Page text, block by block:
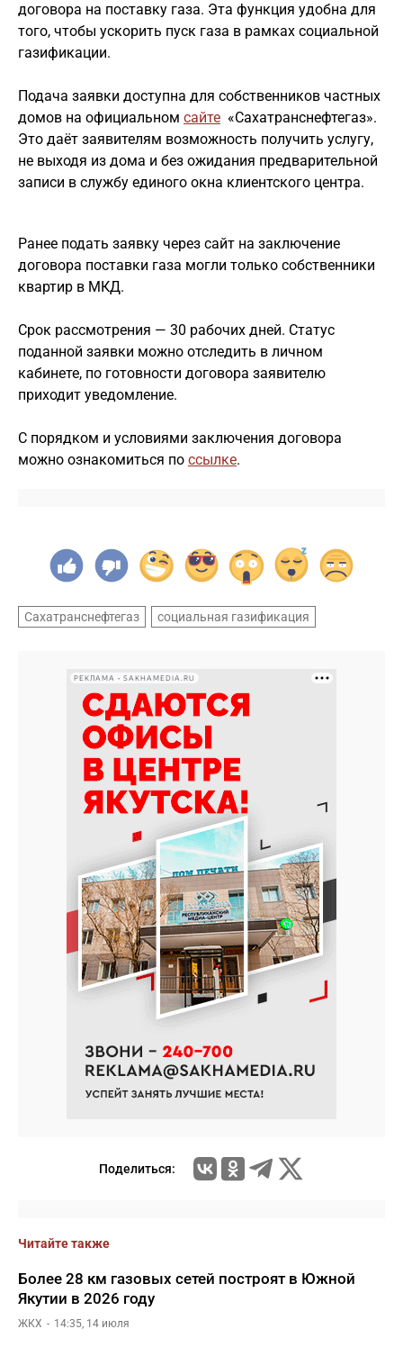
договора на поставку газа. Эта функция удобна для
того, чтобы ускорить пуск газа в рамках социальной
газификации.
Подача заявки доступна для собственников частных
домов на официальном сайте «Сахатранснефтегаз».
Это даёт заявителям возможность получить услугу,
не выходя из дома и без ожидания предварительной
записи в службу единого окна клиентского центра.
Ранее подать заявку через сайт на заключение
договора поставки газа могли только собственники
квартир в МКД.
Срок рассмотрения — 30 рабочих дней. Статус
поданной заявки можно отследить в личном
кабинете, по готовности договора заявителю
приходит уведомление.
С порядком и условиями заключения договора
можно ознакомиться по ссылке.
Сахатранснефтегаз социальная газификация
РЕКЛАМА • SAKHAMEDIA.RU
Поделиться:
Читайте также
Более 28 км газовых сетей построят в Южной
Якутии в 2026 году
ЖКХ 14:35, 14 июля